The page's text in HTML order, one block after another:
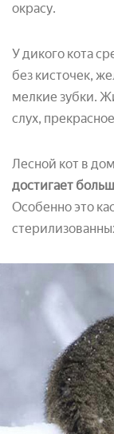
окрасу.
У дикого кота
без кисточек,
мелкие зубки.
слух,
Лесной кот в
достигает
Особенно это